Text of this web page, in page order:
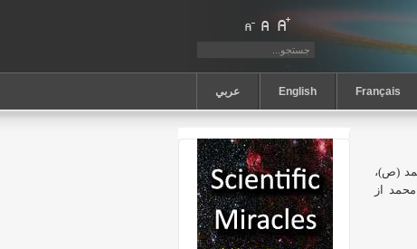
عربي English Français
(ص)،
از